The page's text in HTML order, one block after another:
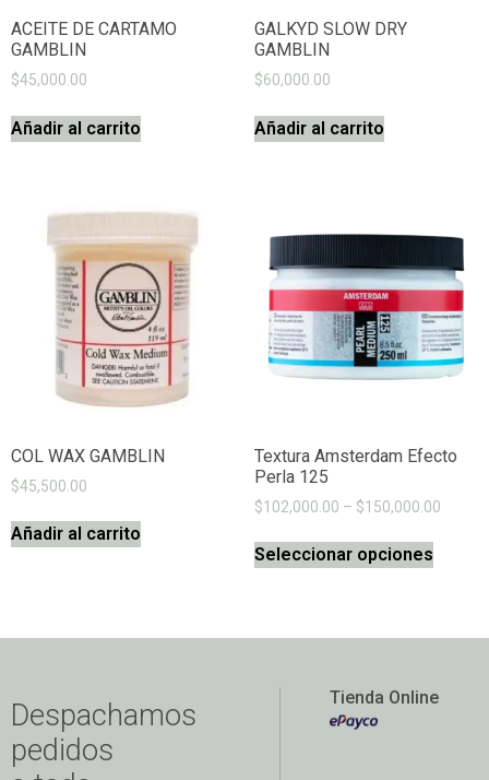
ACEITE DE CARTAMO
GAMBLIN
$45,000.00
Añadir al carrito
GALKYD SLOW DRY
GAMBLIN
$60,000.00
Añadir al carrito
COL WAX GAMBLIN
$45,500.00
Añadir al carrito
Textura Amsterdam Efecto
Perla 125
$102,000.00 – $150,000.00
Seleccionar opciones
Despachamos
pedidos
Tienda Online